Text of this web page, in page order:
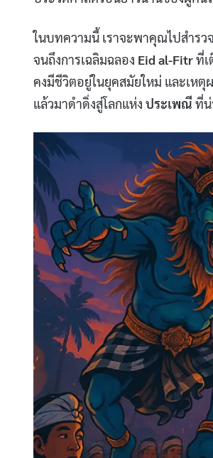
ในบทความนี้ เราจะพาคุณไปสำรวจ
จนถึงการเฉลิมฉลอง Eid al-Fitrที่
คงมีชีวิตอยู่ในยุคสมัยใหม่ และเหตุ
แล้วมาดำดิ่งสู่โลกแห่ง ประเพณี ที่น่